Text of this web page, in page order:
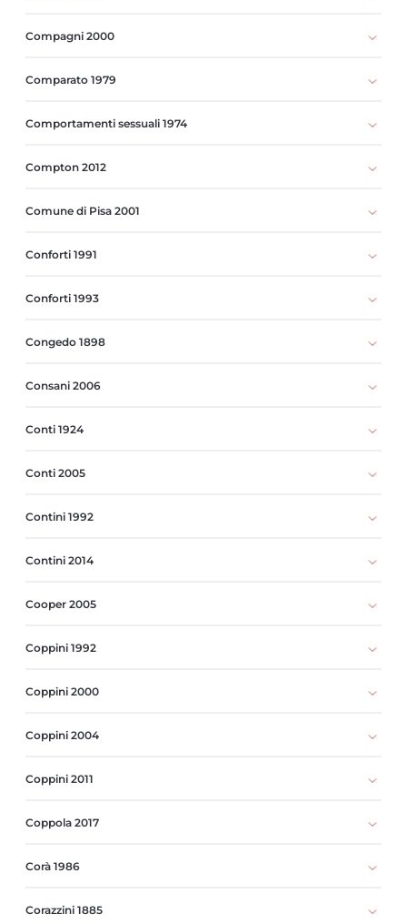
Compagni 2000
Comparato 1979
Comportamenti sessuali 1974
Compton 2012
Comune di Pisa 2001
Conforti 1991
Conforti 1993
Congedo 1898
Consani 2006
Conti 1924
Conti 2005
Contini 1992
Contini 2014
Cooper 2005
Coppini 1992
Coppini 2000
Coppini 2004
Coppini 2011
Coppola 2017
Corà 1986
Corazzini 1885